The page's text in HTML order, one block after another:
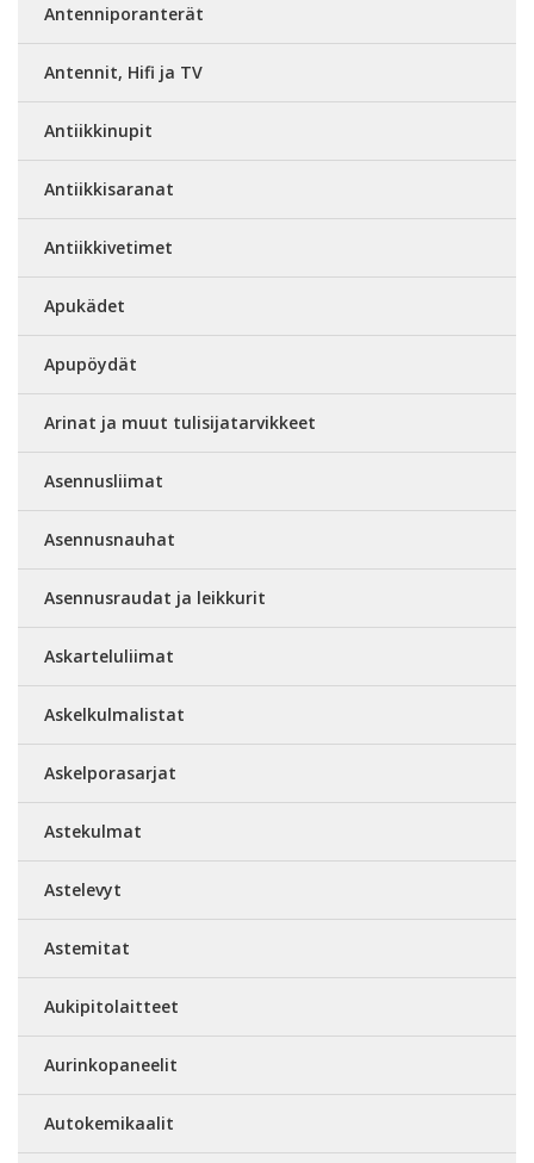
Antenniporanterät
Antennit, Hifi ja TV
Antiikkinupit
Antiikkisaranat
Antiikkivetimet
Apukädet
Apupöydät
Arinat ja muut tulisijatarvikkeet
Asennusliimat
Asennusnauhat
Asennusraudat ja leikkurit
Askarteluliimat
Askelkulmalistat
Askelporasarjat
Astekulmat
Astelevyt
Astemitat
Aukipitolaitteet
Aurinkopaneelit
Autokemikaalit